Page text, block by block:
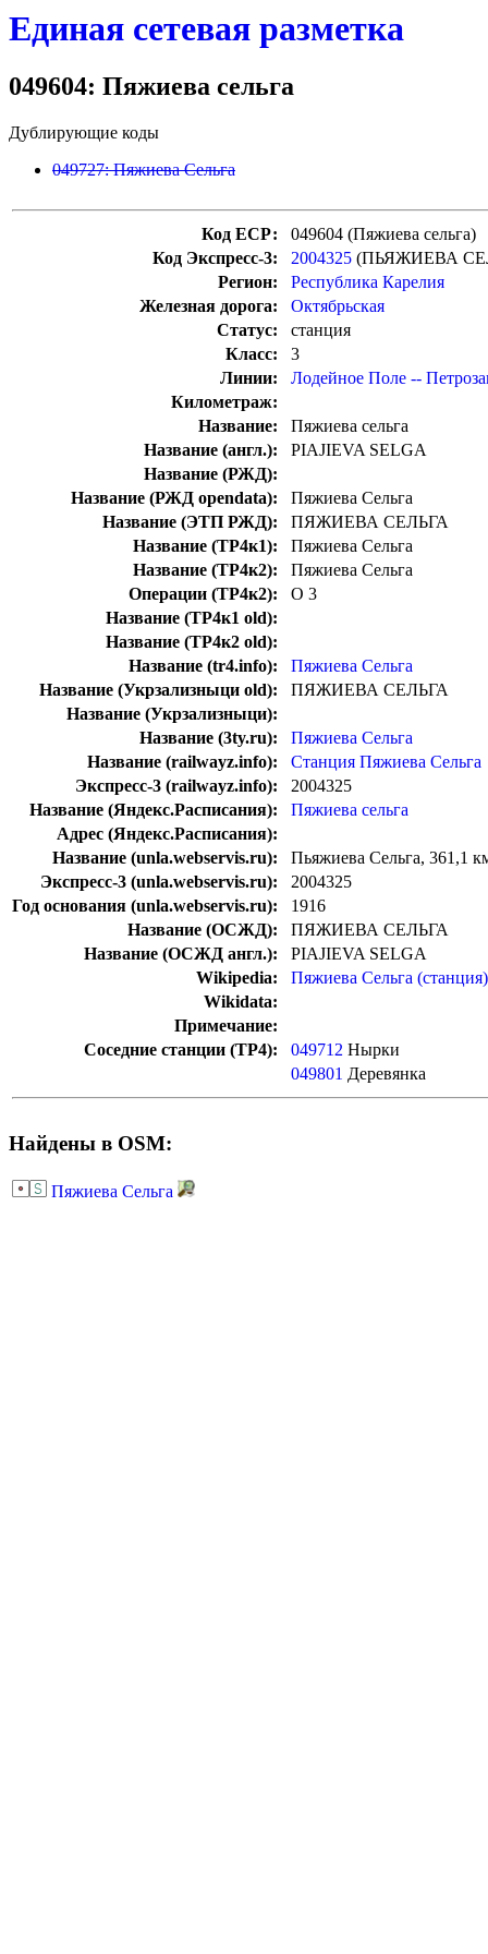
Единая сетевая разметка
049604: Пяжиева сельга
Дублирующие коды
049727: Пяжиева Сельга
Код ЕСР:
049604 (Пяжиева сельга)
Код Экспресс-3:
2004325 (ПЬЯЖИЕВА
Регион:
Республика Карелия
Железная дорога:
Октябрьская
Статус:
станция
Класс:
3
Линии:
Лодейное Поле --
Километраж:
Название:
Пяжиева сельга
Название (англ.):
PIAJIEVA SELGA
Название (РЖД):
Название (РЖД opendata):
Пяжиева Сельга
Название (ЭТП РЖД):
ПЯЖИЕВА СЕЛЬГА
Название (ТР4к1):
Пяжиева Сельга
Название (ТР4к2):
Пяжиева Сельга
Операции (ТР4к2):
О 3
Название (ТР4к1 old):
Название (ТР4к2 old):
Название (tr4.info):
Пяжиева Сельга
Название (Укрзализныци old):
ПЯЖИЕВА СЕЛЬГА
Название (Укрзализныци):
Название (3ty.ru):
Пяжиева Сельга
Название (railwayz.info):
Станция Пяжиева Сельга
Экспресс-3 (railwayz.info):
2004325
Название (Яндекс.Расписания):
Пяжиева сельга
Адрес (Яндекс.Расписания):
Название (unla.webservis.ru):
Пьяжиева Сельга, 361,1
Экспресс-3 (unla.webservis.ru):
2004325
Год основания (unla.webservis.ru):
1916
Название (ОСЖД):
ПЯЖИЕВА СЕЛЬГА
Название (ОСЖД англ.):
PIAJIEVA SELGA
Wikipedia:
Пяжиева Сельга (станция)
Wikidata:
Примечание:
Соседние станции (ТР4):
049712 Нырки
049801 Деревянка
Найдены в OSM:
Пяжиева Сельга